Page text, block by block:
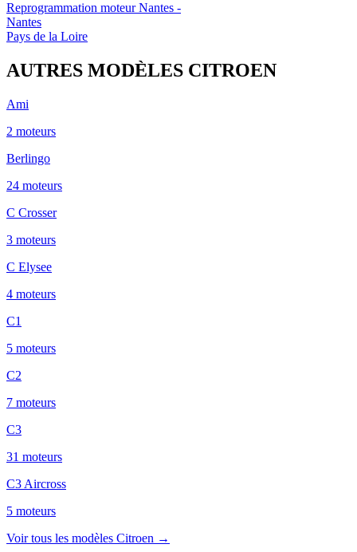
Reprogrammation moteurNantes -
Nantes
Pays de la Loire
AUTRES MODÈLES CITROEN
Ami
2 moteurs
Berlingo
24 moteurs
C Crosser
3 moteurs
C Elysee
4 moteurs
C1
5 moteurs
C2
7 moteurs
C3
31 moteurs
C3 Aircross
5 moteurs
Voir tous les modèles Citroen →